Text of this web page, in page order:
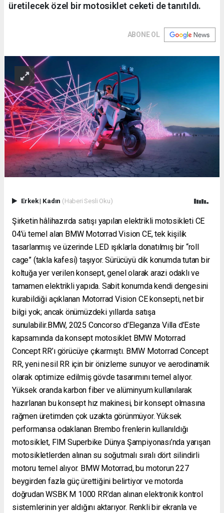
üretilecek özel bir motosiklet ceketi de tanıtıldı.
ABONE OL
Erkek| Kadın (Haberi Sesli Oku)
Şirketin hâlihazırda satışı yapılan elektrikli motosikleti CE
04’ü temel alan BMW Motorrad Vision CE, tek kişilik
tasarlanmış ve üzerinde LED ışıklarla donatılmış bir “roll
cage” (takla kafesi) taşıyor. Sürücüyü dik konumda tutan bir
koltuğa yer verilen konsept, genel olarak arazi odaklı ve
tamamen elektrikli yapıda. Sabit konumda kendi dengesini
kurabildiği açıklanan Motorrad Vision CE konsepti, net bir
bilgi yok; ancak önümüzdeki yıllarda satışa
sunulabilir.BMW, 2025 Concorso d’Eleganza Villa d’Este
kapsamında da konsept motosiklet BMW Motorrad
Concept RR’ı görücüye çıkarmıştı. BMW Motorrad Concept
RR, yeni nesil RR için bir önizleme sunuyor ve aerodinamik
olarak optimize edilmiş gövde tasarımını temel alıyor.
Yüksek oranda karbon fiber ve alüminyum kullanılarak
hazırlanan bu konsept hız makinesi, bir konsept olmasına
rağmen üretimden çok uzakta görünmüyor. Yüksek
performansa odaklanan Brembo frenlerin kullanıldığı
motosiklet, FIM Superbike Dünya Şampiyonası’nda yarışan
motosikletlerden alınan su soğutmalı sıralı dört silindirli
motoru temel alıyor. BMW Motorrad, bu motorun 227
beygirden fazla güç ürettiğini belirtiyor ve motorda
doğrudan WSBK M 1000 RR’dan alınan elektronik kontrol
sistemlerinin yer aldığını aktarıyor. Renkli bir ekranla ve